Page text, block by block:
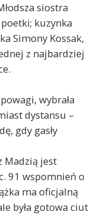
siostra
kuzynka
Simony Kossak,
z najbardziej
wybrała
dystansu –
gdy gasły
Madzią jest
91 wspomnień o
ma oficjalną
była gotowa ciut